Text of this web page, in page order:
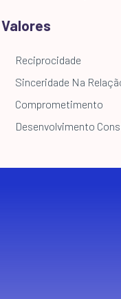
Valores
Reciprocidade
Sinceridade Na
Comprometimento
Desenvolvimento